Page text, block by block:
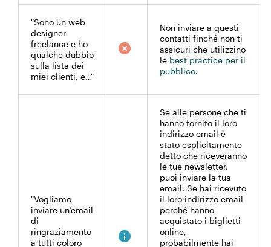
"Sono un web
designer
freelance e ho
qualche dubbio
sulla lista dei
miei clienti, e…"
Non inviare a questi
contatti finché non ti
assicuri che utilizzino
le best practice per il
pubblico.
"Vogliamo
inviare un’email
di
ringraziamento
a tutti coloro
Se alle persone che ti
hanno fornito il loro
indirizzo email è
stato esplicitamente
detto che riceveranno
le tue newsletter,
puoi inviare la tua
email. Se hai ricevuto
il loro indirizzo email
perché hanno
acquistato i biglietti
online,
probabilmente hai